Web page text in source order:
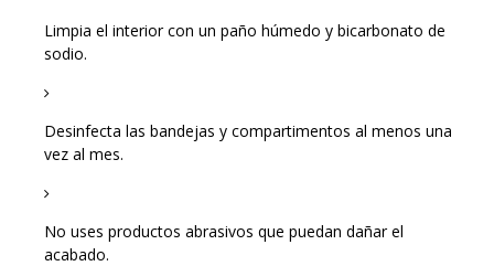
Limpia el interior con un paño húmedo y bicarbonato de
sodio.
Desinfecta las bandejas y compartimentos al menos una
vez al mes.
No uses productos abrasivos que puedan dañar el
acabado.